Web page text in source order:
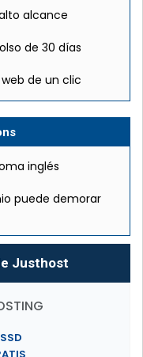
alcance
de 30 días
de un clic
inglés
puede demorar
Justhost